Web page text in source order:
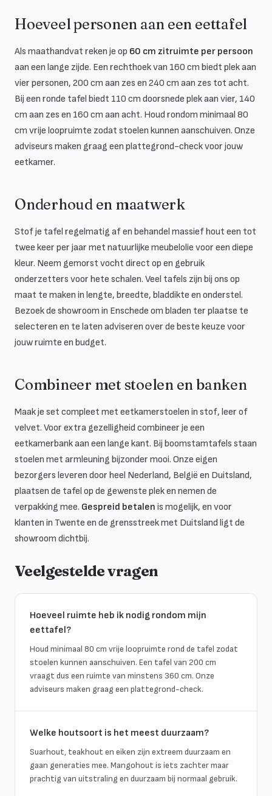
Hoeveel personen aan een eettafel
Als maathandvat reken je op 60 cm zitruimte per persoon
aan een lange zijde. Een rechthoek van 160 cm biedt plek aan
vier personen, 200 cm aan zes en 240 cm aan zes tot acht.
Bij een ronde tafel biedt 110 cm doorsnede plek aan vier, 140
cm aan zes en 160 cm aan acht. Houd rondom minimaal 80
cm vrije loopruimte zodat stoelen kunnen aanschuiven. Onze
adviseurs maken graag een plattegrond-check voor jouw
eetkamer.
Onderhoud en maatwerk
Stof je tafel regelmatig af en behandel massief hout een tot
twee keer per jaar met natuurlijke meubelolie voor een diepe
kleur. Neem gemorst vocht direct op en gebruik
onderzetters voor hete schalen. Veel tafels zijn bij ons op
maat te maken in lengte, breedte, bladdikte en onderstel.
Bezoek de showroom in Enschede om bladen ter plaatse te
selecteren en te laten adviseren over de beste keuze voor
jouw ruimte en budget.
Combineer met stoelen en banken
Maak je set compleet met eetkamerstoelen in stof, leer of
velvet. Voor extra gezelligheid combineer je een
eetkamerbank aan een lange kant. Bij boomstamtafels staan
stoelen met armleuning bijzonder mooi. Onze eigen
bezorgers leveren door heel Nederland, België en Duitsland,
plaatsen de tafel op de gewenste plek en nemen de
verpakking mee. Gespreid betalen is mogelijk, en voor
klanten in Twente en de grensstreek met Duitsland ligt de
showroom dichtbij.
Veelgestelde vragen
Hoeveel ruimte heb ik nodig rondom mijn
eettafel?
Houd minimaal 80 cm vrije loopruimte rond de tafel zodat
stoelen kunnen aanschuiven. Een tafel van 200 cm
vraagt dus een ruimte van minstens 360 cm. Onze
adviseurs maken graag een plattegrond-check.
Welke houtsoort is het meest duurzaam?
Suarhout, teakhout en eiken zijn extreem duurzaam en
gaan generaties mee. Mangohout is iets zachter maar
prachtig van uitstraling en duurzaam bij normaal gebruik.